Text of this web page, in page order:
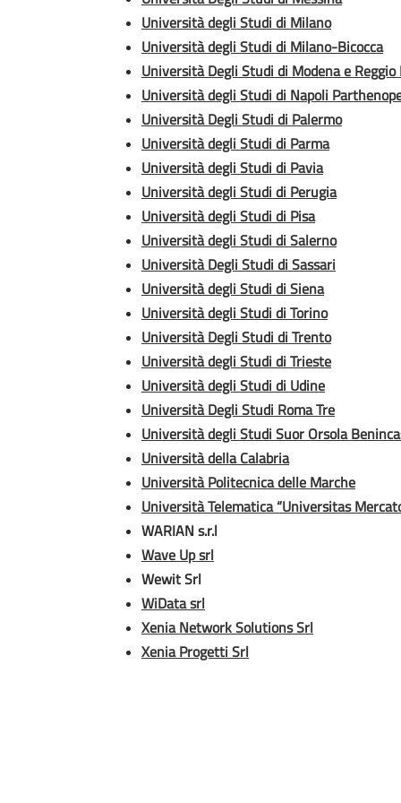
Università degli Studi di Milano
Università degli Studi di Milano-Bicocca
Università Degli Studi di Modena e Reggio
Università degli Studi di Napoli
Università Degli Studi di Palermo
Università degli Studi di Parma
Università degli Studi di Pavia
Università degli Studi di Perugia
Università degli Studi di Pisa
Università degli Studi di Salerno
Università Degli Studi di Sassari
Università degli Studi di Siena
Università degli Studi di Torino
Università Degli Studi di Trento
Università degli Studi di Trieste
Università degli Studi di Udine
Università Degli Studi Roma Tre
Università degli Studi Suor Orsola
Università della Calabria
Università Politecnica delle Marche
Università Telematica “Universitas
WARIAN s.r.l
Wave Up srl
Wewit Srl
WiData srl
Xenia Network Solutions Srl
Xenia Progetti Srl